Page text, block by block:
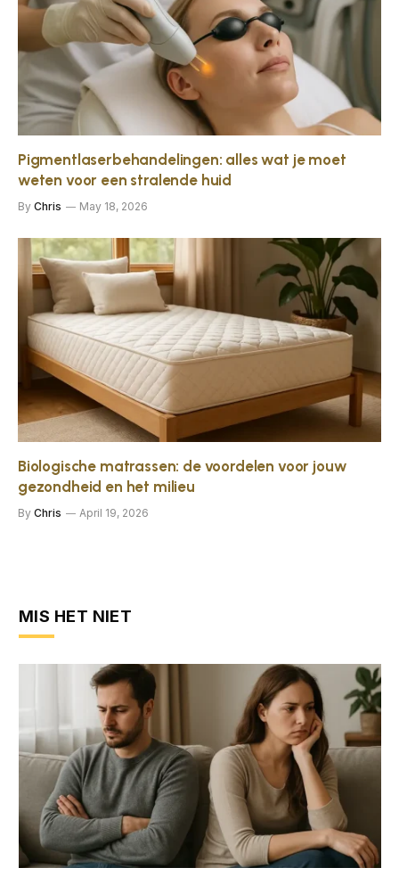
Pigmentlaserbehandelingen: alles wat je moet
weten voor een stralende huid
By Chris May 18, 2026
Biologische matrassen: de voordelen voor jouw
gezondheid en het milieu
By Chris April 19, 2026
MIS HET NIET